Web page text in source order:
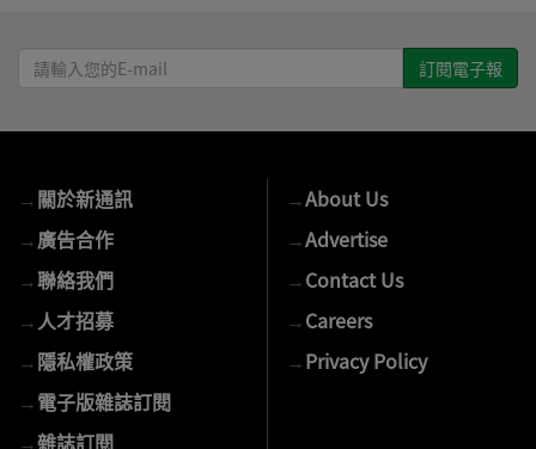
請
輸
E-
mail
→關於新通訊
→廣告合作
→聯絡我們
→ 人才招募
→隱私權政策
→電子版雜誌訂閱
→雜誌訂閱
→About Us
→Advertise
→Contact Us
→Careers
→Privacy Policy